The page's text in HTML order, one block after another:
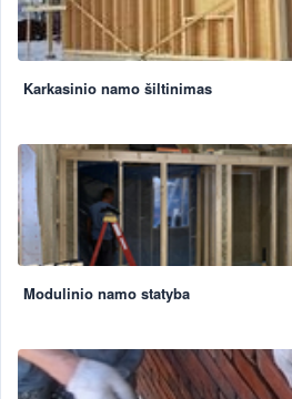
Karkasinio namo šiltinimas
Modulinio namo statyba